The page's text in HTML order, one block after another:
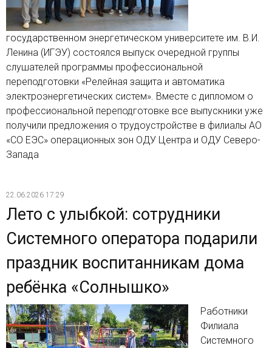
государственном энергетическом университете им. В.И.
Ленина (ИГЭУ) состоялся выпуск очередной группы
слушателей программы профессиональной
переподготовки «Релейная защита и автоматика
электроэнергетических систем». Вместе с дипломом о
профессиональной переподготовке все выпускники уже
получили предложения о трудоустройстве в филиалы АО
«СО ЕЭС» операционных зон ОДУ Центра и ОДУ Северо-
Запада
22.06.2026 17:29
Лето с улыбкой: сотрудники
Системного оператора подарили
праздник воспитанникам дома
ребёнка «Солнышко»
Работники
Филиала
Системного